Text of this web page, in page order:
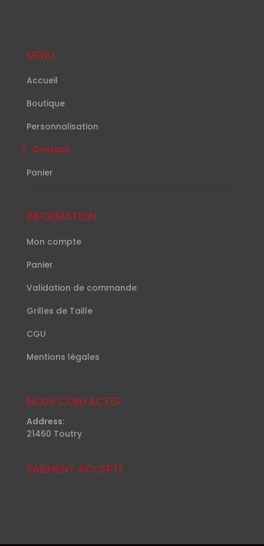
MENU
Accueil
Boutique
Personnalisation
Contact
Panier
INFORMATION
Mon compte
Panier
Validation de commande
Grilles de Taille
CGU
Mentions légales
NOUS CONTACTER
Address:
21460 Toutry
PAIEMENT ACCEPTÉ